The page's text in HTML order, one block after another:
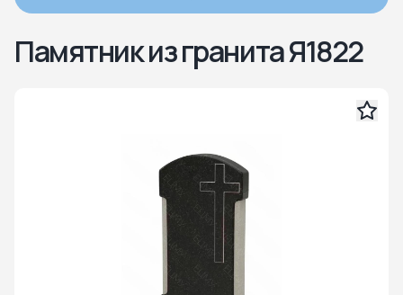
Памятник из гранита Я1822